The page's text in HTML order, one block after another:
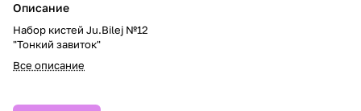
Описание
Набор кистей Ju.Bilej №12
"Тонкий завиток"
Все описание